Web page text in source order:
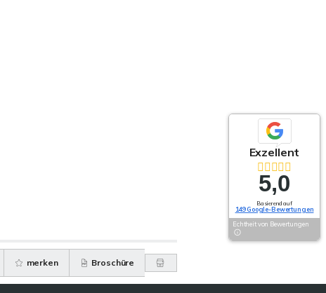
merken Broschüre
Exzellent
5,0
Basierend auf
149 Google-Bewertungen
Echtheit von Bewertungen